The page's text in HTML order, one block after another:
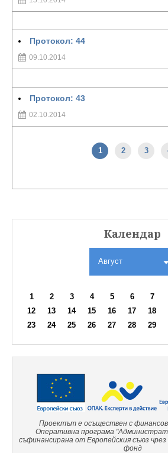
Протокол: 44
09.10.2014
Протокол: 43
02.10.2014
1 2 3
Календар
Август
1 2 3 4 5 6 7
12
13 14 15 16 17 18
23
24 25 26 27 28 29
Проектът е осъществен с
Оперативна програма
съфинансирана от Европейския съюз
фонд